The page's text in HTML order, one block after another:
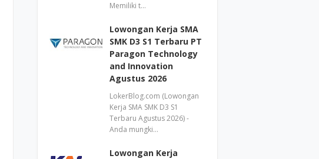
Memiliki t…
Lowongan Kerja SMA
SMK D3 S1 Terbaru PT
Paragon Technology
and Innovation
Agustus 2026
LokerBlog.com (Lowongan
Kerja SMA SMK D3 S1
Terbaru Agustus 2026) -
Anda mungki…
Lowongan Kerja